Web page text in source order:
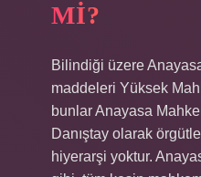
MI?
Bilindiği üzere
maddeleri Yüksek
bunlar Anayasa
Danıştay olarak
hiyerarşi yoktur.